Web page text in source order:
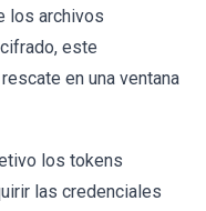
los archivos
este
en una ventana
los tokens
las credenciales